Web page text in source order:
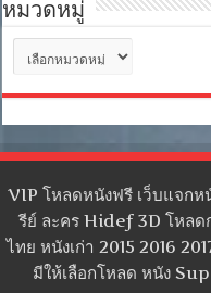
หมวดหมู่
หมวด
หมู่
VIP โหลดหนังฟรี เว็บแจก
รีย์ ละคร Hidef 3D โหล
ไทย หนังเก่า 2015 2016
มีให้เลือกโหลด หนัง